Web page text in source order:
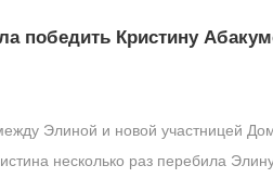
победить Кристину
Элиной и новой участницей
несколько раз перебила